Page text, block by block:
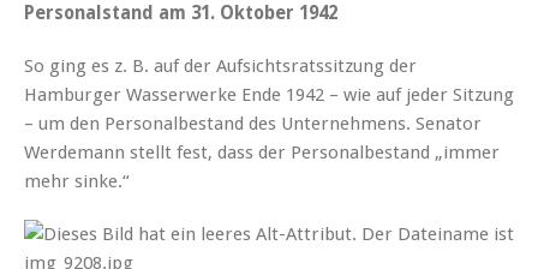
Personalstand am 31. Oktober 1942
So ging es z. B. auf der Aufsichtsratssitzung der
Hamburger Wasserwerke Ende 1942 – wie auf jeder Sitzung
– um den Personalbestand des Unternehmens. Senator
Werdemann stellt fest, dass der Personalbestand „immer
mehr sinke.“